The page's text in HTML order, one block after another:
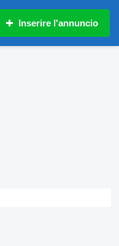
Inserire l'annuncio